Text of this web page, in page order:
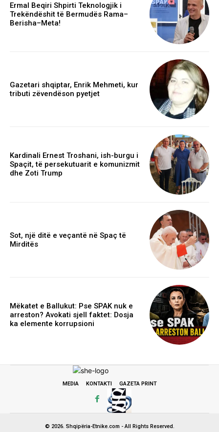
Ermal Beqiri Shpirti Teknologjik i
Trekëndëshit të Bermudës Rama–
Berisha–Meta!
Gazetari shqiptar, Enrik Mehmeti, kur
tributi zëvendëson pyetjet
Kardinali Ernest Troshani, ish-burgu i
Spaçit, të persekutuarit e komunizmit
dhe Zoti Trump
Sot, një ditë e veçantë në Spaç të
Mirditës
Mëkatet e Ballukut: Pse SPAK nuk e
arreston? Avokati sjell faktet: Dosja
ka elemente korrupsioni
MEDIA KONTAKTI GAZETA PRINT
© 2026. Shqipëria-Etnike.com - All Rights Reserved.